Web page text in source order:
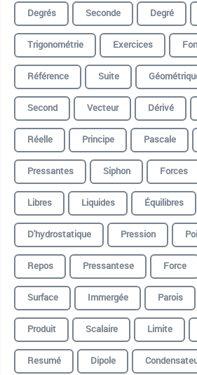
Degrés
Seconde Degré
Trigonométrie
Exercices
Référence
Suite
Second
Vecteur Dérivé
Réelle
Principe Pascale
Pressantes
Siphon Forces
Libres
Liquides Équilibres
D'hydrostatique
Pression
Repos
Pressantese Force
Surface
Immergée Parois
Produit
Scalaire Limite
Resumé
Dipole